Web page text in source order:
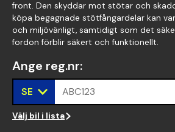
front. Den skyddar mot stötar och
köpa begagnade stötfångardelar kan
och miljövänligt, samtidigt som det
fordon förblir säkert och funktionellt.
Ange reg.nr:
SE ABC123
Välj bil i lista